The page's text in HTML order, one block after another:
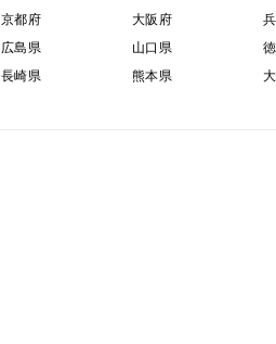
京都府 大阪府
広島県 山口県
長崎県 熊本県